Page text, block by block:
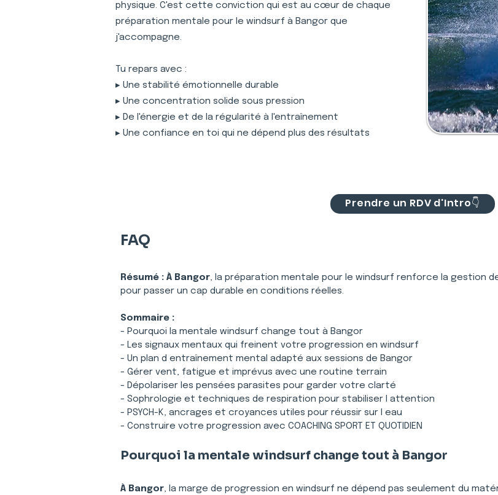
physique. C'est cette conviction qui est au cœur de chaque
préparation mentale pour le windsurf à Bangor que
j'accompagne.
Tu repars avec :
▸ Une stabilité émotionnelle durable
▸ Une concentration solide sous pression
▸ De l'énergie et de la régularité à l'entraînement
▸ Une confiance en toi qui ne dépend plus des résultats
Prendre un RDV d'Intro👇
FAQ
Résumé : À Bangor, la préparation mentale pour le windsurf renforce la gestion
pour passer un cap durable en conditions réelles.
Sommaire :
- Pourquoi la mentale windsurf change tout à Bangor
- Les signaux mentaux qui freinent votre progression en windsurf
- Un plan d entraînement mental adapté aux sessions de Bangor
- Gérer vent, fatigue et imprévus avec une routine terrain
- Dépolariser les pensées parasites pour garder votre clarté
- Sophrologie et techniques de respiration pour stabiliser l attention
- PSYCH-K, ancrages et croyances utiles pour réussir sur l eau
- Construire votre progression avec COACHING SPORT ET QUOTIDIEN
Pourquoi la mentale windsurf change tout à Bangor
À Bangor, la marge de progression en windsurf ne dépend pas seulement du